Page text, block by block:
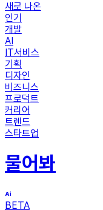
새로 나온
인기
개발
AI
IT서비스
기획
디자인
비즈니스
프로덕트
커리어
트렌드
스타트업
물어봐
BETA